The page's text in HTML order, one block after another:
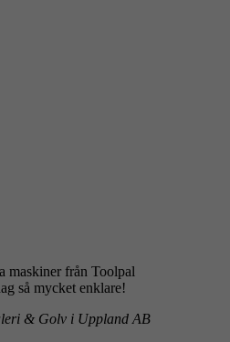
maskiner från Toolpal
så mycket enklare!
& Golv i Uppland AB